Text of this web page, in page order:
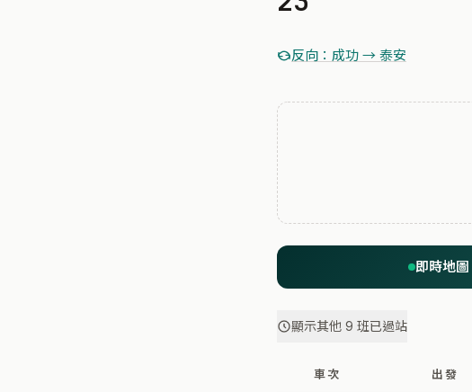
反向：成功 → 泰安
即時地圖
顯示其他 9 班已過站
車次 出發